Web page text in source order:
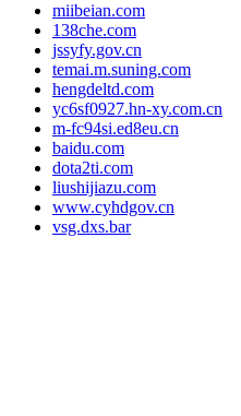
miibeian.com
138che.com
jssyfy.gov.cn
temai.m.suning.com
hengdeltd.com
yc6sf0927.hn-xy.com.cn
m-fc94si.ed8eu.cn
baidu.com
dota2ti.com
liushijiazu.com
www.cyhdgov.cn
vsg.dxs.bar